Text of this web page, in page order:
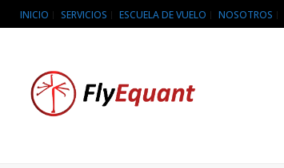
INICIO SERVICIOS ESCUELA DE VUELO NOSOTROS